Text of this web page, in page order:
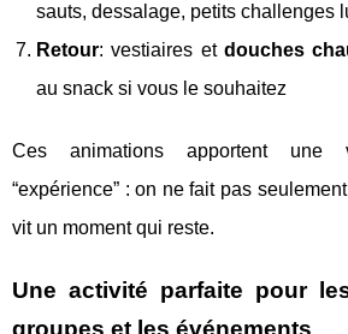
sauts, dessalage, petits challenges
Retour: vestiaires et douches
au snack si vous le souhaitez
Ces animations apportent une
“expérience” : on ne fait pas
vit un moment qui reste.
Une activité parfaite pour